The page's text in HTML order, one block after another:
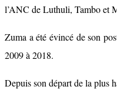
l’ANC de Luthuli, Tambo et
Zuma a été évincé de son
2009 à 2018.
Depuis son départ de la plus